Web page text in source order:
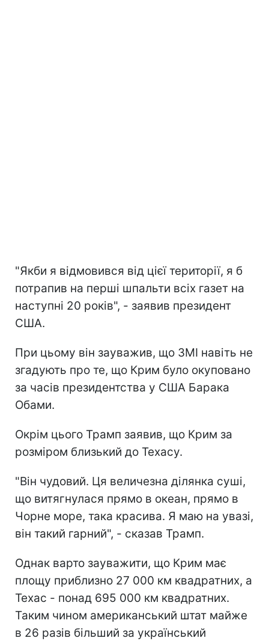
"Якби я відмовився від цієї території, я б
потрапив на перші шпальти всіх газет на
наступні 20 років", - заявив президент
США.
При цьому він зауважив, що ЗМІ навіть не
згадують про те, що Крим було окуповано
за часів президентства у США Барака
Обами.
Окрім цього Трамп заявив, що Крим за
розміром близький до Техасу.
"Він чудовий. Ця величезна ділянка суші,
що витягнулася прямо в океан, прямо в
Чорне море, така красива. Я маю на увазі,
він такий гарний", - сказав Трамп.
Однак варто зауважити, що Крим має
площу приблизно 27 000 км квадратних, а
Техас - понад 695 000 км квадратних.
Таким чином американський штат майже
в 26 разів більший за український